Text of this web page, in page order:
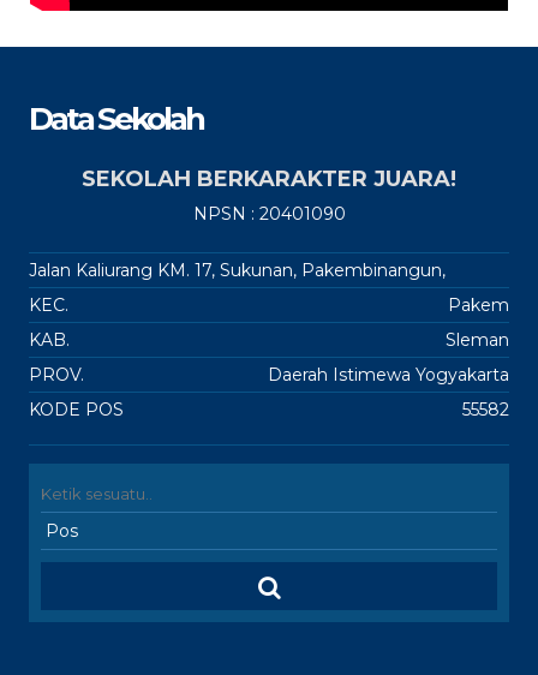
Data Sekolah
SEKOLAH BERKARAKTER JUARA!
NPSN : 20401090
Jalan Kaliurang KM. 17, Sukunan, Pakembinangun,
KEC.
Pakem
KAB.
Sleman
PROV.
Daerah Istimewa Yogyakarta
KODE POS
55582